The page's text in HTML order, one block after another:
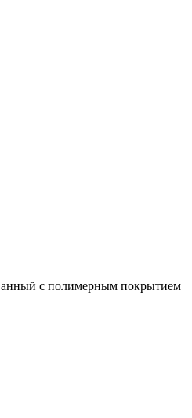
с полимерным покрытием